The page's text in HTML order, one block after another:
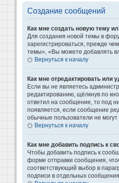
Создание сообщений
Как мне создать новую тему
Для создания новой темы в
зарегистрироваться, прежде
темы», «Вы можете добавлять
Вернуться к началу
Как мне отредактировать или
Если вы не являетесь
редактированию, щёлкнув по
ответил на сообщение, то под
появляется, если сообщение
обычные пользователи не могут
Вернуться к началу
Как мне добавить подпись к
Чтобы добавить подпись к
форме отправки сообщения,
соответствующий выбор в
подписи в отдельных